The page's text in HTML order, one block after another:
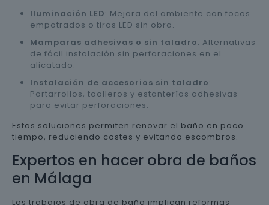
Iluminación LED: Mejora del ambiente con focos
empotrados o tiras LED sin obra.
Mamparas adhesivas o sin taladro: Alternativas
de fácil instalación sin perforaciones en el
alicatado.
Instalación de accesorios sin taladro:
Portarrollos, toalleros y estanterías adhesivas
para evitar perforaciones.
Estas soluciones permiten renovar el baño en poco
tiempo, reduciendo costes y evitando escombros.
Expertos en hacer obra de baños
en Málaga
Los trabajos de obra de baño implican reformas